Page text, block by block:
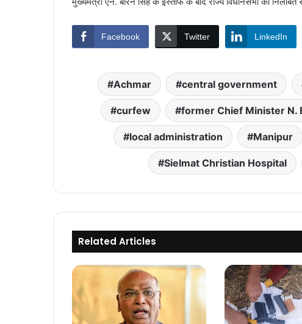
Facebook Twitter LinkedIn
Achmar central government
curfew former Chief Minister N.
local administration Manipur
Sielmat Christian Hospital
Related Articles